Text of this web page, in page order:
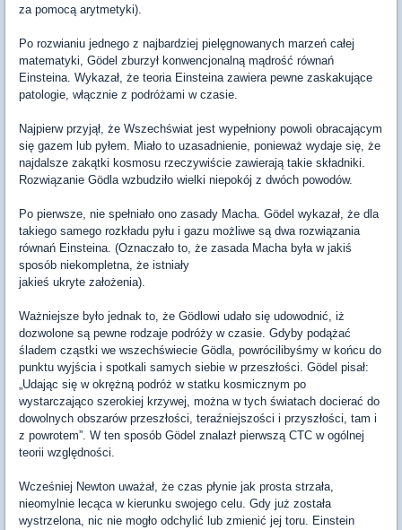
za pomocą arytmetyki).
Po rozwianiu jednego z najbardziej pielęgnowanych marzeń całej
matematyki, Gödel zburzył konwencjonalną mądrość równań
Einsteina. Wykazał, że teoria Einsteina zawiera pewne zaskakujące
patologie, włącznie z podróżami w czasie.
Najpierw przyjął, że Wszechświat jest wypełniony powoli obracającym
się gazem lub pyłem. Miało to uzasadnienie, ponieważ wydaje się, że
najdalsze zakątki kosmosu rzeczywiście zawierają takie składniki.
Rozwiązanie Gödla wzbudziło wielki niepokój z dwóch powodów.
Po pierwsze, nie spełniało ono zasady Macha. Gödel wykazał, że dla
takiego samego rozkładu pyłu i gazu możliwe są dwa rozwiązania
równań Einsteina. (Oznaczało to, że zasada Macha była w jakiś
sposób niekompletna, że istniały
jakieś ukryte założenia).
Ważniejsze było jednak to, że Gödlowi udało się udowodnić, iż
dozwolone są pewne rodzaje podróży w czasie. Gdyby podążać
śladem cząstki we wszechświecie Gödla, powrócilibyśmy w końcu do
punktu wyjścia i spotkali samych siebie w przeszłości. Gödel pisał:
„Udając się w okrężną podróż w statku kosmicznym po
wystarczająco szerokiej krzywej, można w tych światach docierać do
dowolnych obszarów przeszłości, teraźniejszości i przyszłości, tam i
z powrotem”. W ten sposób Gödel znalazł pierwszą CTC w ogólnej
teorii względności.
Wcześniej Newton uważał, że czas płynie jak prosta strzała,
nieomylnie lecąca w kierunku swojego celu. Gdy już została
wystrzelona, nic nie mogło odchylić lub zmienić jej toru. Einstein